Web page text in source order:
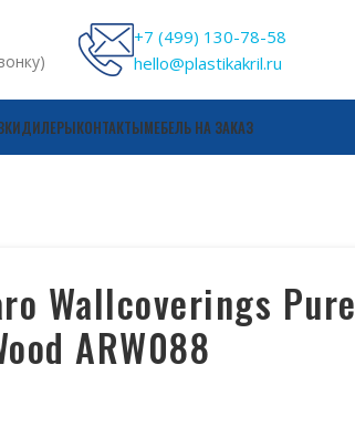
+7 (499) 130-78-58
hello@plastikakril.ru
ДИЛЕРЫКОНТАКТЫМЕБЕЛЬ НА ЗАКАЗ
Wallcoverings Pure
ARW088